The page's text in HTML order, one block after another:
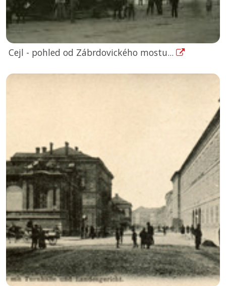
Cejl - pohled od Zábrdovického mostu...